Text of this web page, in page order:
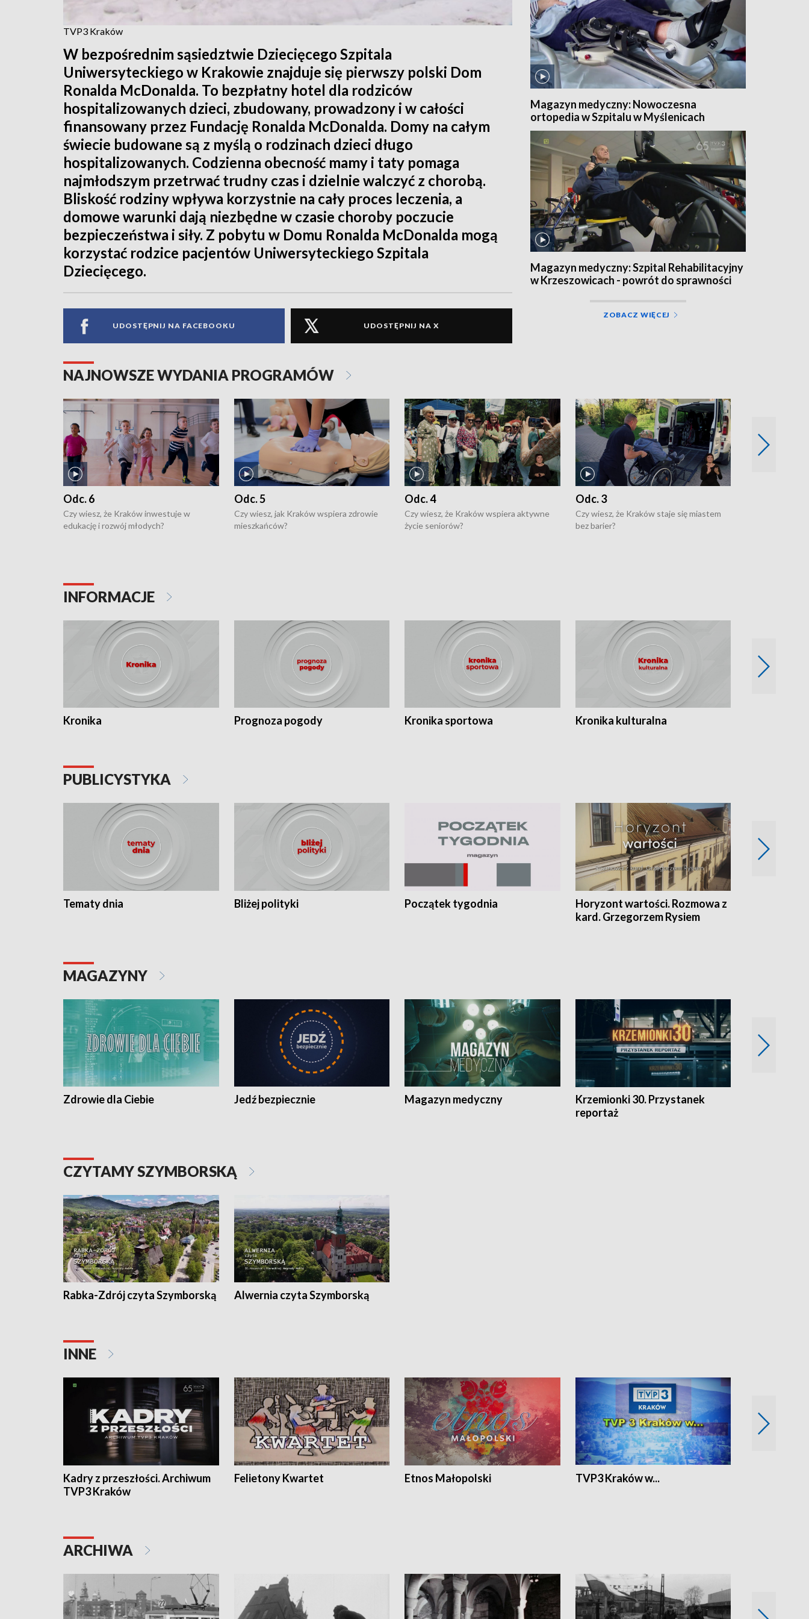
TVP3 Kraków
W bezpośrednim sąsiedztwie Dziecięcego Szpitala
Uniwersyteckiego w Krakowie znajduje się pierwszy polski Dom
Ronalda McDonalda. To bezpłatny hotel dla rodziców
hospitalizowanych dzieci, zbudowany, prowadzony i w całości
finansowany przez Fundację Ronalda McDonalda. Domy na całym
świecie budowane są z myślą o rodzinach dzieci długo
hospitalizowanych. Codzienna obecność mamy i taty pomaga
najmłodszym przetrwać trudny czas i dzielnie walczyć z chorobą.
Bliskość rodziny wpływa korzystnie na cały proces leczenia, a
domowe warunki dają niezbędne w czasie choroby poczucie
bezpieczeństwa i siły. Z pobytu w Domu Ronalda McDonalda mogą
korzystać rodzice pacjentów Uniwersyteckiego Szpitala
Dziecięcego.
UDOSTĘPNIJ NA FACEBOOKU UDOSTĘPNIJ NA X
Magazyn medyczny: Nowoczesna
ortopedia w Szpitalu w Myślenicach
Magazyn medyczny: Szpital Rehabilitacyjny
w Krzeszowicach - powrót do sprawności
ZOBACZ WIĘCEJ
NAJNOWSZE WYDANIA PROGRAMÓW
Odc. 6
Czy wiesz, że Kraków inwestuje w
edukację i rozwój młodych?
Odc. 5
Czy wiesz, jak Kraków wspiera zdrowie
mieszkańców?
Odc. 4
Czy wiesz, że Kraków wspiera aktywne
życie seniorów?
Odc. 3
Czy wiesz, że Kraków staje się miastem
bez barier?
INFORMACJE
Kronika Prognoza pogody Kronika sportowa Kronika kulturalna
PUBLICYSTYKA
Tematy dnia Bliżej polityki Początek tygodnia
Horyzont wartości. Rozmowa z
kard. Grzegorzem Rysiem
MAGAZYNY
Zdrowie dla Ciebie Jedź bezpiecznie Magazyn medyczny
Krzemionki 30. Przystanek
reportaż
CZYTAMY SZYMBORSKĄ
Rabka-Zdrój czyta Szymborską Alwernia czyta Szymborską
INNE
Kadry z przeszłości. Archiwum
TVP3 Kraków
Felietony Kwartet Etnos Małopolski TVP3 Kraków w...
ARCHIWA